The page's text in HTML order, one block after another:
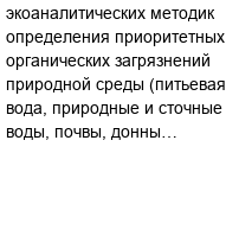
экоаналитических методик
определения приоритетных
органических загрязнений
природной среды (питьевая
вода, природные и сточные
воды, почвы, донны…